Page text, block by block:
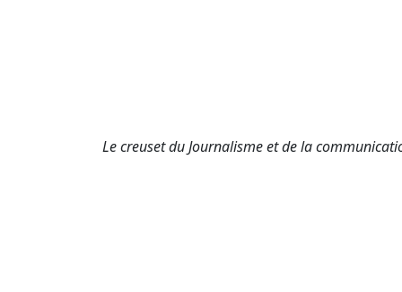
Le creuset du Journalisme et de la